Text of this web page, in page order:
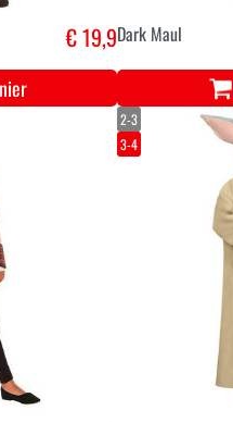
€ 19,9Dark Maul
2-3
3-4